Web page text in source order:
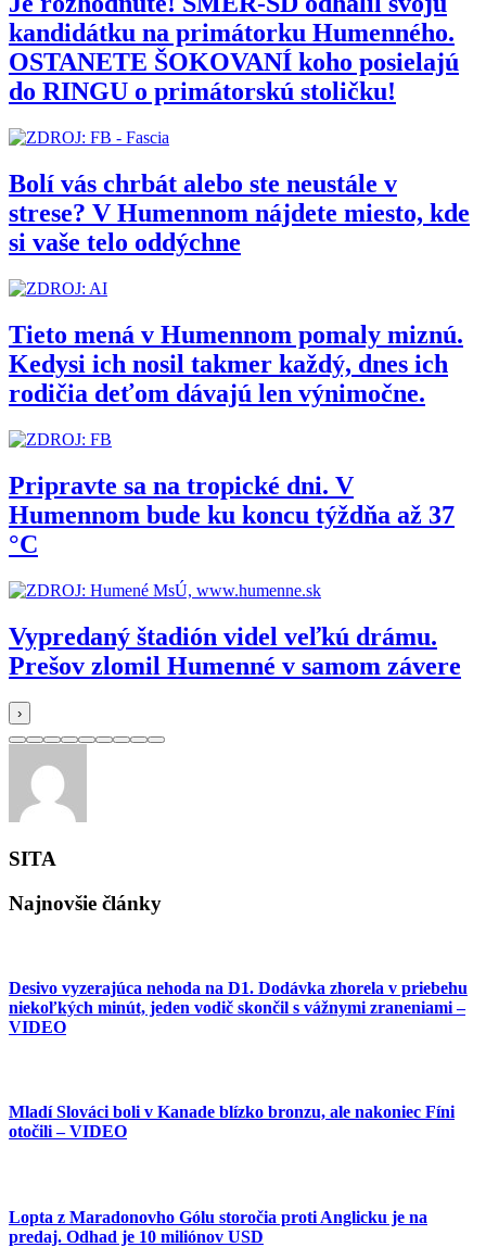
kandidátku na primátorku Humenného.
OSTANETE ŠOKOVANÍ koho posielajú
do RINGU o primátorskú stoličku!
Bolí vás chrbát alebo ste neustále v
strese? V Humennom nájdete miesto, kde
si vaše telo oddýchne
Tieto mená v Humennom pomaly miznú.
Kedysi ich nosil takmer každý, dnes ich
rodičia deťom dávajú len výnimočne.
Pripravte sa na tropické dni. V
Humennom bude ku koncu týždňa až 37
°C
Vypredaný štadión videl veľkú drámu.
Prešov zlomil Humenné v samom závere
›
SITA
Najnovšie články
Desivo vyzerajúca nehoda na D1. Dodávka zhorela v priebehu
niekoľkých minút, jeden vodič skončil s vážnymi zraneniami –
VIDEO
Mladí Slováci boli v Kanade blízko bronzu, ale nakoniec Fíni
otočili – VIDEO
Lopta z Maradonovho Gólu storočia proti Anglicku je na
predaj. Odhad je 10 miliónov USD